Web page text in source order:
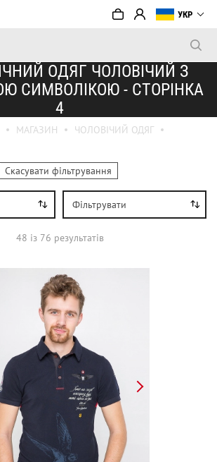
УКР
ОДЯГ ЧОЛОВІЧИЙ З
СИМВОЛІКОЮ - СТОРІНКА
4
МАГАЗИН
ЧОЛОВІЧИЙ ОДЯГ
Фільтрувати
Скасувати фільтрування
48 iз 76 результатів